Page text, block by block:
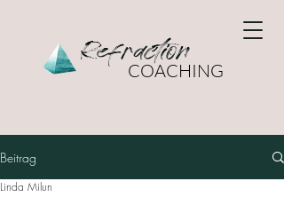
Refraction
COACHING
Beitrag
Linda Milun